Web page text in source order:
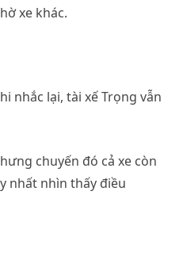
xe khác.
nhắc lại, tài xế Trọng vẫn
chuyến đó cả xe còn
nhất nhìn thấy điều